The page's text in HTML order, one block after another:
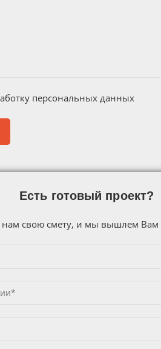
персональных данных
Есть готовый проект?
нам свою смету, и мы вышлем Вам